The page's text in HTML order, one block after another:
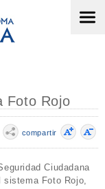
Foto Rojo
compartir
Ciudadana
sistema Foto Rojo,